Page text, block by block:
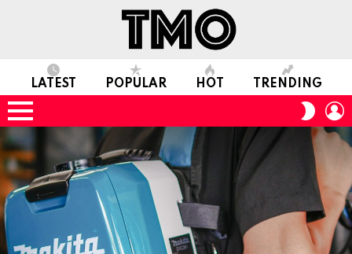
LATEST POPULAR HOT TRENDING
Menu
SKIN